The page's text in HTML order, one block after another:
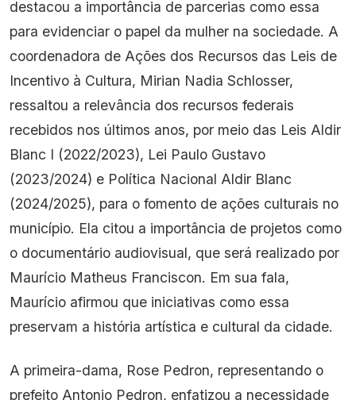
destacou a importância de parcerias como essa
para evidenciar o papel da mulher na sociedade. A
coordenadora de Ações dos Recursos das Leis de
Incentivo à Cultura, Mirian Nadia Schlosser,
ressaltou a relevância dos recursos federais
recebidos nos últimos anos, por meio das Leis Aldir
Blanc I (2022/2023), Lei Paulo Gustavo
(2023/2024) e Política Nacional Aldir Blanc
(2024/2025), para o fomento de ações culturais no
município. Ela citou a importância de projetos como
o documentário audiovisual, que será realizado por
Maurício Matheus Franciscon. Em sua fala,
Maurício afirmou que iniciativas como essa
preservam a história artística e cultural da cidade.
A primeira-dama, Rose Pedron, representando o
prefeito Antonio Pedron, enfatizou a necessidade